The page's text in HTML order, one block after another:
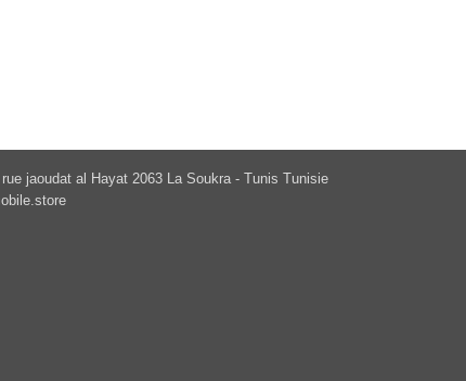
jaoudat al Hayat 2063 La Soukra - Tunis Tunisie